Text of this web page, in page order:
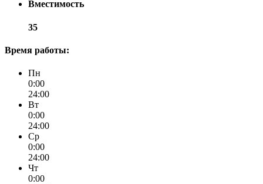
Вместимость
35
Время работы:
Пн
0:00
24:00
Вт
0:00
24:00
Ср
0:00
24:00
Чт
0:00